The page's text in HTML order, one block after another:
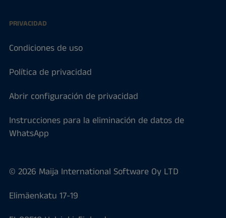
PRIVACIDAD
Condiciones de uso
Política de privacidad
Abrir configuración de privacidad
Instrucciones para la eliminación de datos de
WhatsApp
© 2026 Maija International Software Oy LTD
Elimäenkatu 17-19